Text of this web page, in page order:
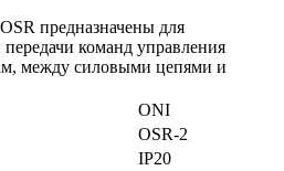
предназначены для
передачи команд управления
между силовыми цепями и
ONI
OSR-2
IP20